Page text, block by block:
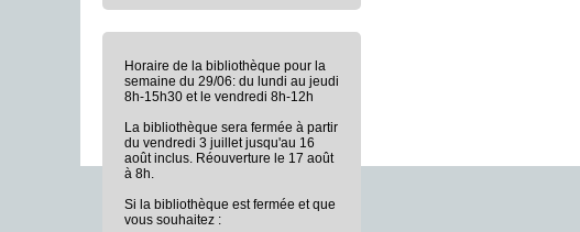
Horaire de la bibliothèque pour la
semaine du 29/06: du lundi au jeudi
8h-15h30 et le vendredi 8h-12h
La bibliothèque sera fermée à partir
du vendredi 3 juillet jusqu'au 16
août inclus. Réouverture le 17 août
à 8h.
Si la bibliothèque est fermée et que
vous souhaitez :